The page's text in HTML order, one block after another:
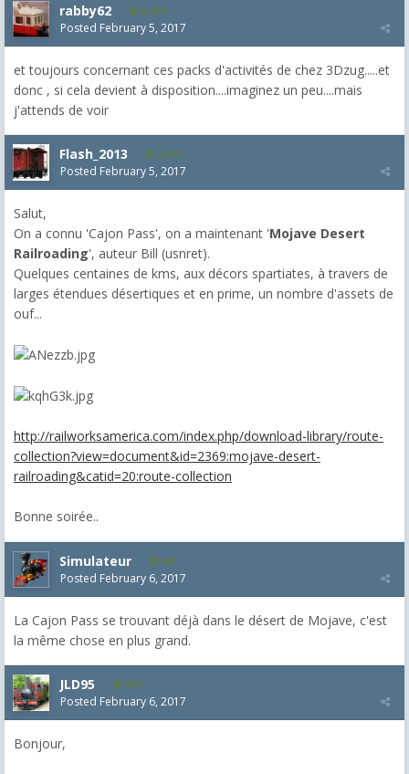
rabby62 8,454
Posted February 5, 2017
et toujours concernant ces packs d'activités de chez 3Dzug.....et
donc , si cela devient à disposition....imaginez un peu....mais
j'attends de voir
Flash_2013 2,074
Posted February 5, 2017
Salut,
On a connu 'Cajon Pass', on a maintenant 'Mojave Desert
Railroading', auteur Bill (usnret).
Quelques centaines de kms, aux décors spartiates, à travers de
larges étendues désertiques et en prime, un nombre d'assets de
ouf...
http://railworksamerica.com/index.php/download-library/route-
collection?view=document&id=2369:mojave-desert-
railroading&catid=20:route-collection
Bonne soirée..
Simulateur 681
Posted February 6, 2017
La Cajon Pass se trouvant déjà dans le désert de Mojave, c'est
la même chose en plus grand.
JLD95 479
Posted February 6, 2017
Bonjour,